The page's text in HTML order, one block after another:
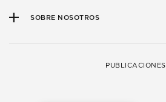
SOBRE NOSOTROS
PUBLICACIONES